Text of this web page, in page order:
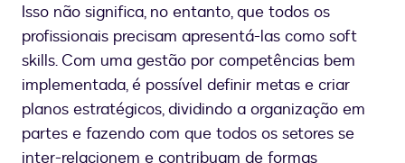
Isso não significa, no entanto, que todos os
profissionais precisam apresentá-las como soft
skills. Com uma gestão por competências bem
implementada, é possível definir metas e criar
planos estratégicos, dividindo a organização em
partes e fazendo com que todos os setores se
inter-relacionem e contribuam de formas